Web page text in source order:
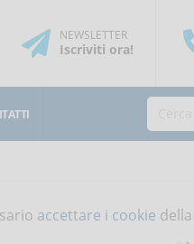
NEWSLETTER
Iscriviti ora!
accettare i cookie della